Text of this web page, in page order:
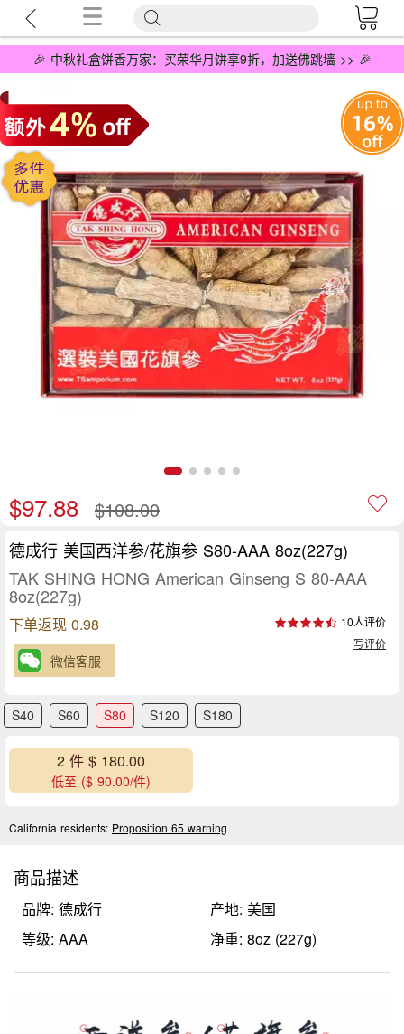
🎉 中秋礼盒饼香万家：买荣华月饼享9折，加送佛跳墙 >> 🎉
$97.88 $108.00
德成行 美国西洋参/花旗参 S80-AAA 8oz(227g)
TAK SHING HONG American Ginseng S 80-AAA
8oz(227g)
下单返现 0.98
10人评价
写评价
微信客服
S40 S60 S80 S120 S180
2 件 $ 180.00
低至 ($ 90.00/件)
California residents: Proposition 65 warning
商品描述
品牌: 德成行
产地: 美国
等级: AAA
净重: 8oz (227g)